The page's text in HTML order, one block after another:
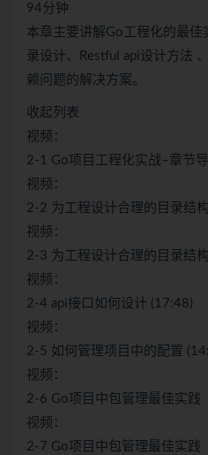
94分钟
本章主要讲解Go工程化的最佳
录设计、Restful api设计方法
赖问题的解决方案。
收起列表
视频：
2-1 Go项目工程化实战–章节
视频：
2-2 为工程设计合理的目录结
视频：
2-3 为工程设计合理的目录结
视频：
2-4 api接口如何设计 (17:48)
视频：
2-5 如何管理项目中的配置
视频：
2-6 Go项目中包管理最佳实践
视频：
2-7 Go项目中包管理最佳实践